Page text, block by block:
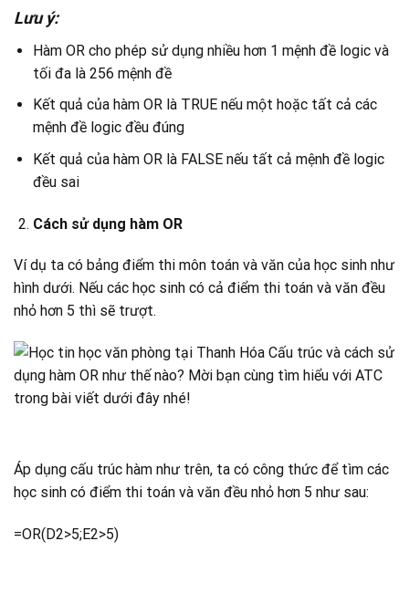
Lưu ý:
Hàm OR cho phép sử dụng nhiều hơn 1 mệnh đề logic và
tối đa là 256 mệnh đề
Kết quả của hàm OR là TRUE nếu một hoặc tất cả các
mệnh đề logic đều đúng
Kết quả của hàm OR là FALSE nếu tất cả mệnh đề logic
đều sai
Cách sử dụng hàm OR
Ví dụ ta có bảng điểm thi môn toán và văn của học sinh như
hình dưới. Nếu các học sinh có cả điểm thi toán và văn đều
nhỏ hơn 5 thì sẽ trượt.
Áp dụng cấu trúc hàm như trên, ta có công thức để tìm các
học sinh có điểm thi toán và văn đều nhỏ hơn 5 như sau:
=OR(D2>5;E2>5)